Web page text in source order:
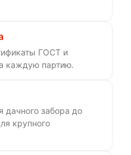
ГОСТ и
каждую партию.
дачного забора до
крупного